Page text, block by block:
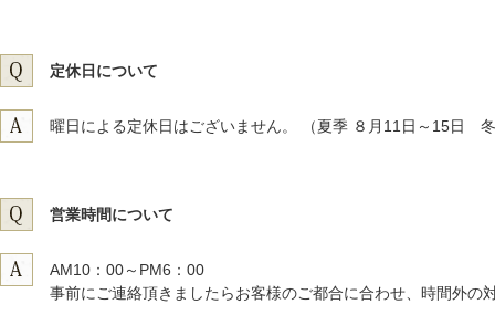
定休日について
曜日による定休日はございません。 （夏季 ８月11日～15日
営業時間について
AM10：00～PM6：00
事前にご連絡頂きましたらお客様のご都合に合わせ、時間外